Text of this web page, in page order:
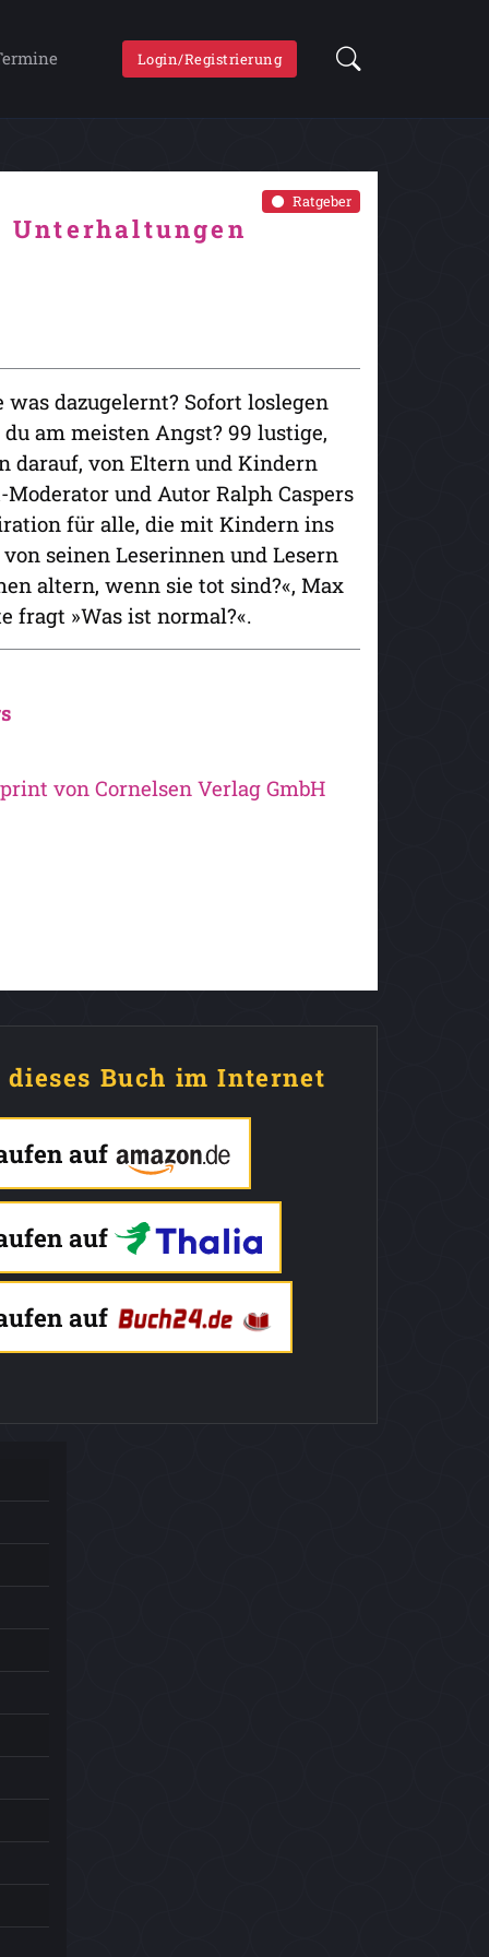
Login/Registrierung
Ratgeber
dazugelernt? Sofort loslegen
am meisten Angst? 99 lustige,
darauf, von Eltern und Kindern
und Autor Ralph Caspers
für alle, die mit Kindern ins
seinen Leserinnen und Lesern
altern, wenn sie tot sind?«, Max
fragt »Was ist normal?«.
von Cornelsen Verlag GmbH
dieses Buch im Internet
auf
auf
auf